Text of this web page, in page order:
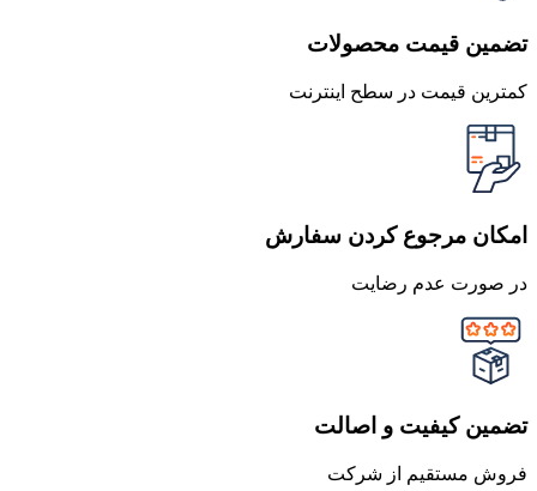
تضمین قیمت محصولات
کمترین قیمت در سطح اینترنت
امکان مرجوع کردن سفارش
در صورت عدم رضایت
تضمین کیفیت و اصالت
فروش مستقیم از شرکت